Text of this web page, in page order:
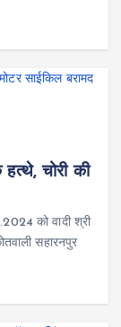
चोरी की
को वादी श्री
सहारनपुर